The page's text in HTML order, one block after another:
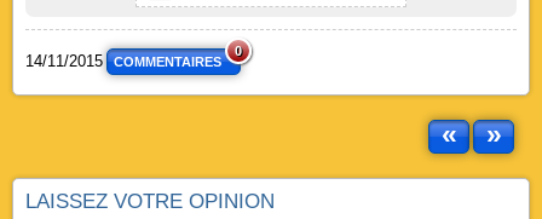
14/11/2015 COMMENTAIRES
0
« »
LAISSEZ VOTRE OPINION